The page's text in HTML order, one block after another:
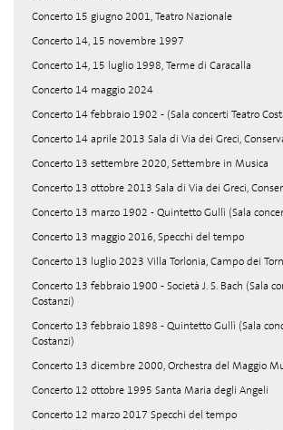
Concerto 15 giugno 2001, Teatro Nazionale
Concerto 14, 15 novembre 1997
Concerto 14, 15 luglio 1998, Terme di Caracalla
Concerto 14 maggio 2024
Concerto 14 febbraio 1902 - (Sala concerti Teatro
Concerto 14 aprile 2013 Sala di Via dei Greci,
Concerto 13 settembre 2020, Settembre in Musica
Concerto 13 ottobre 2013 Sala di Via dei Greci,
Concerto 13 marzo 1902 - Quintetto Gullì (Sala
Concerto 13 maggio 2016, Specchi del tempo
Concerto 13 luglio 2023 Villa Torlonia, Campo dei
Concerto 13 febbraio 1900 - Società J. S. Bach (Sala
Costanzi)
Concerto 13 febbraio 1898 - Quintetto Gullì (Sala
Costanzi)
Concerto 13 dicembre 2000, Orchestra del Maggio
Concerto 12 ottobre 1995 Santa Maria degli Angeli
Concerto 12 marzo 2017 Specchi del tempo